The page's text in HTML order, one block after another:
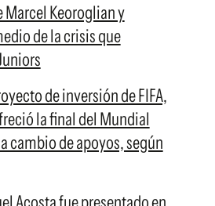
Marcel Keoroglian y
de la crisis que
de inversión de FIFA,
la final del Mundial
cambio de apoyos, según